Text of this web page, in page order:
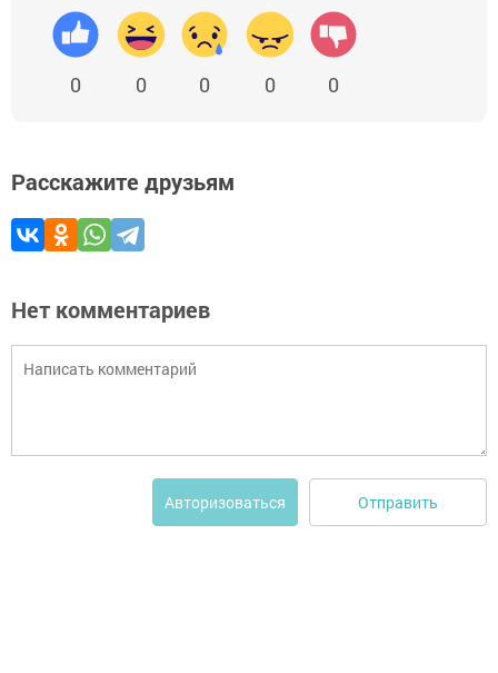
0 0 0 0 0
Расскажите друзьям
Нет комментариев
Авторизоваться Отправить